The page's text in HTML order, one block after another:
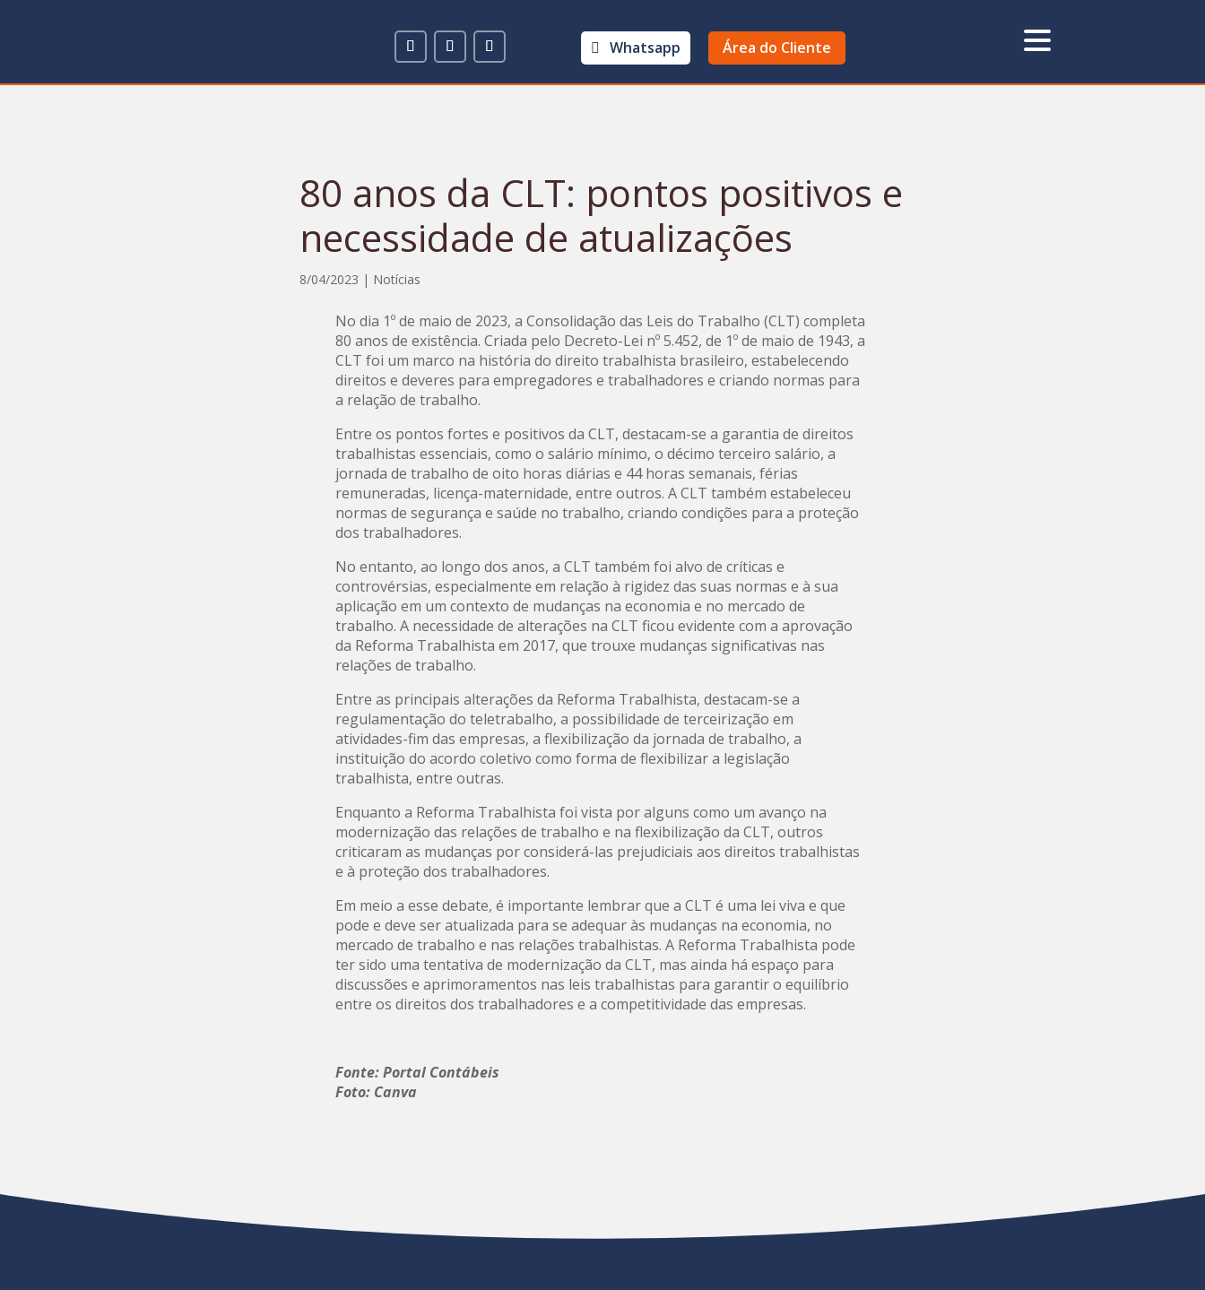
Whatsapp Área do Cliente
80 anos da CLT: pontos positivos e
necessidade de atualizações
8/04/2023 | Notícias
No dia 1º de maio de 2023, a Consolidação das Leis do Trabalho (CLT) completa
80 anos de existência. Criada pelo Decreto-Lei nº 5.452, de 1º de maio de 1943, a
CLT foi um marco na história do direito trabalhista brasileiro, estabelecendo
direitos e deveres para empregadores e trabalhadores e criando normas para
a relação de trabalho.
Entre os pontos fortes e positivos da CLT, destacam-se a garantia de direitos
trabalhistas essenciais, como o salário mínimo, o décimo terceiro salário, a
jornada de trabalho de oito horas diárias e 44 horas semanais, férias
remuneradas, licença-maternidade, entre outros. A CLT também estabeleceu
normas de segurança e saúde no trabalho, criando condições para a proteção
dos trabalhadores.
No entanto, ao longo dos anos, a CLT também foi alvo de críticas e
controvérsias, especialmente em relação à rigidez das suas normas e à sua
aplicação em um contexto de mudanças na economia e no mercado de
trabalho. A necessidade de alterações na CLT ficou evidente com a aprovação
da Reforma Trabalhista em 2017, que trouxe mudanças significativas nas
relações de trabalho.
Entre as principais alterações da Reforma Trabalhista, destacam-se a
regulamentação do teletrabalho, a possibilidade de terceirização em
atividades-fim das empresas, a flexibilização da jornada de trabalho, a
instituição do acordo coletivo como forma de flexibilizar a legislação
trabalhista, entre outras.
Enquanto a Reforma Trabalhista foi vista por alguns como um avanço na
modernização das relações de trabalho e na flexibilização da CLT, outros
criticaram as mudanças por considerá-las prejudiciais aos direitos trabalhistas
e à proteção dos trabalhadores.
Em meio a esse debate, é importante lembrar que a CLT é uma lei viva e que
pode e deve ser atualizada para se adequar às mudanças na economia, no
mercado de trabalho e nas relações trabalhistas. A Reforma Trabalhista pode
ter sido uma tentativa de modernização da CLT, mas ainda há espaço para
discussões e aprimoramentos nas leis trabalhistas para garantir o equilíbrio
entre os direitos dos trabalhadores e a competitividade das empresas.
Fonte: Portal Contábeis
Foto: Canva